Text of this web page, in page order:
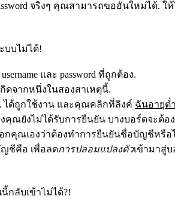
จริงๆ คุณสามารถขออันใหม่ได้.
บบไม่ได้!
และ password ที่ถูกต้อง.
ดจากหนึ่งในสองสาเหตุนี้.
ได้ถูกใช้งาน และคุณคลิกที่ลิงค์ ฉันอายุต่
คุณยังไม่ได้รับการยืนยัน บางบอร์ดจะต้
คุณเองว่าต้องทำการยืนยันชื่อบัญชีหรือ
ญชีคือ เพื่อลดการปลอมแปลงตัวเข้ามาสู่บ
กลับเข้าไม่ได้?!